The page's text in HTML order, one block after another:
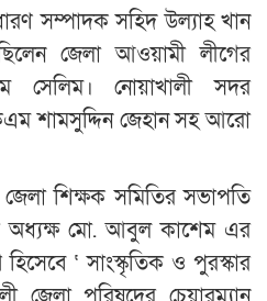
সম্পাদক সহিদ উল্যাহ খান
জেলা আওয়ামী লীগের
সেলিম। নোয়াখালী সদর
শামসুদ্দিন জেহান সহ আরো
শিক্ষক সমিতির সভাপতি
অধ্যক্ষ মো. আবুল কাশেম এর
‘ সাংস্কৃতিক ও পুরস্কার